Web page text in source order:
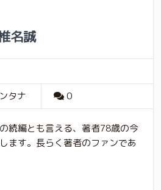
名誠
タナ
0
続編とも言える、著者78歳の今
ます。長らく著者のファンであ